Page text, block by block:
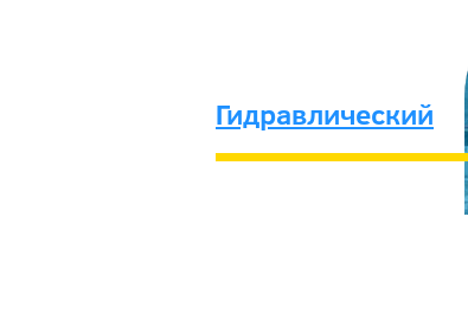
Гидравлический